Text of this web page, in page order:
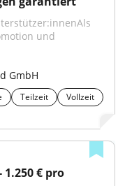
und
GmbH
Teilzeit
Vollzeit
€ pro